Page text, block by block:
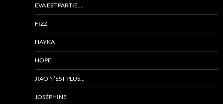
EVA EST PARTIE….
FIZZ
HAYKA
HOPE
JIAO N’EST PLUS…
JOSÉPHINE